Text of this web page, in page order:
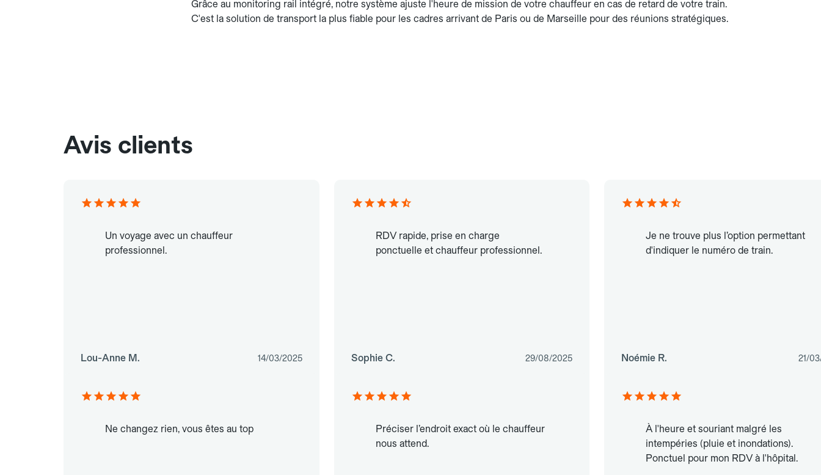
Grâce au monitoring rail intégré, notre système ajuste l'heure de mission de votre chauffeur en cas de retard de votre train.
C'est la solution de transport la plus fiable pour les cadres arrivant de Paris ou de Marseille pour des réunions stratégiques.
Avis clients
Un voyage avec un chauffeur
professionnel.
Lou-Anne M. 14/03/2025
RDV rapide, prise en charge
ponctuelle et chauffeur professionnel.
Sophie C. 29/08/2025
Je ne trouve plus l’option permettant
d'indiquer le numéro de train.
Noémie R. 21/
Ne changez rien, vous êtes au top
Préciser l’endroit exact où le chauffeur
nous attend.
À l'heure et souriant malgré les
intempéries (pluie et inondations).
Ponctuel pour mon RDV à l'hôpital.